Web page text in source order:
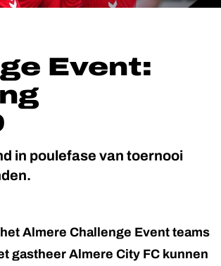
O19
Event:
in poulefase van toernooi
Almere Challenge Event teams
gastheer Almere City FC kunnen